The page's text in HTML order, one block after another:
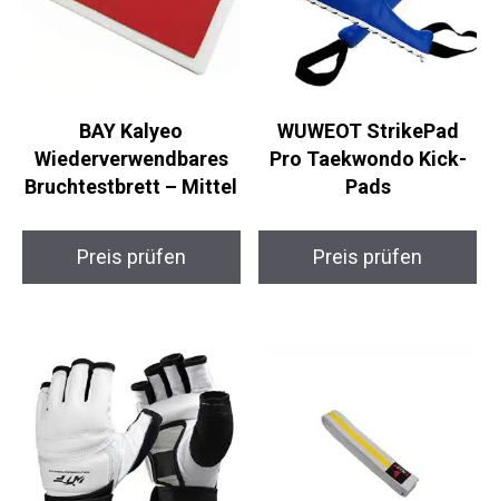
BAY Kalyeo
Wiederverwendbares
Bruchtestbrett –
Mittel
Preis prüfen
WUWEOT StrikePad
Pro Taekwondo Kick-
Pads